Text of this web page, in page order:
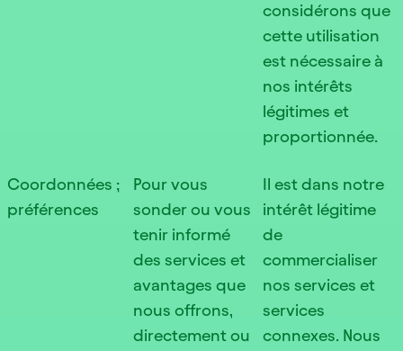
considérons que
cette utilisation
est nécessaire à
nos intérêts
légitimes et
proportionnée.
Coordonnées ;
préférences
Pour vous
sonder ou vous
tenir informé
des services et
avantages que
nous offrons,
directement ou
Il est dans notre
intérêt légitime
de
commercialiser
nos services et
services
connexes. Nous